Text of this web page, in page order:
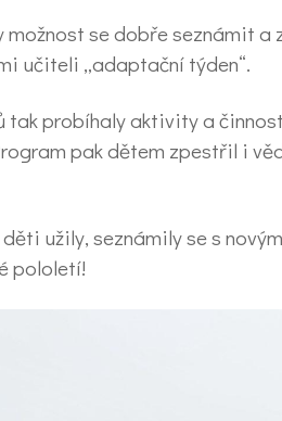
možnost se dobře seznámit
učiteli „adaptační týden“.
tak probíhaly aktivity a
pak dětem zpestřil i
užily, seznámily se s
pololetí!